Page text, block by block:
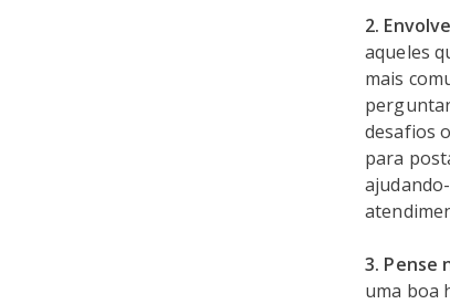
2.
aqueles
mais
desafios
para
3. Pense
uma boa